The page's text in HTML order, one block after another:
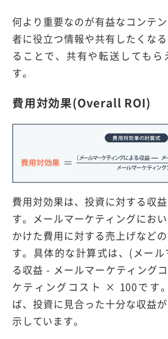
何より重要なのが有益なコンテ
者に役立つ情報や共有したくな
ることで、共有や転送してもら
す。
費用対効果(Overall ROI)
費用対効果は、投資に対する収
す。メールマーケティングにお
かけた費用に対する売上げなど
す。具体的な計算式は、(メー
る収益 - メールマーケティング
ケティングコスト × 100です
ば、投資に見合った十分な収益
示しています。